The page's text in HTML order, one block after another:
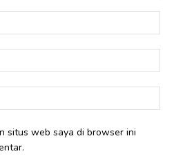
situs web saya di browser ini